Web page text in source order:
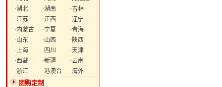
·湖北
·湖南
·吉林
·江苏
·江西
·辽宁
·内蒙古
·宁夏
·青海
·山东
·山西
·陕西
·上海
·四川
·天津
·西藏
·新疆
·云南
·浙江
·港澳台 ·海外
团购定制